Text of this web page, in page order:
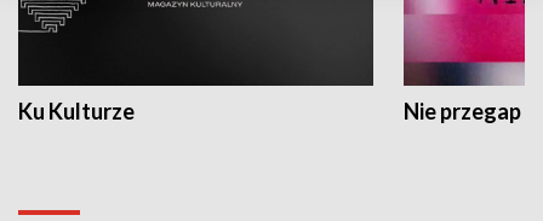
Ku Kulturze Nie przegap